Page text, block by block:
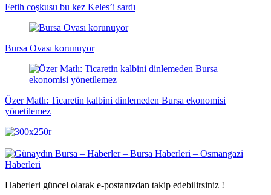
Fetih coşkusu bu kez Keles’i sardı
Bursa Ovası korunuyor
Özer Matlı: Ticaretin kalbini dinlemeden Bursa ekonomisi
yönetilemez
Haberleri güncel olarak e-postanızdan takip edebilirsiniz !